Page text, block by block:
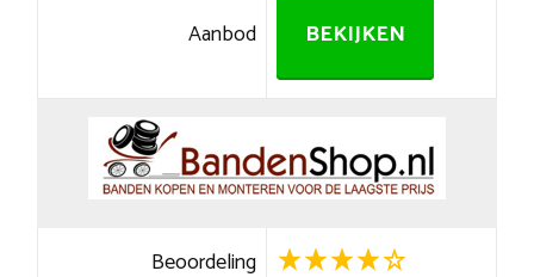
Aanbod BEKIJKEN
Beoordeling